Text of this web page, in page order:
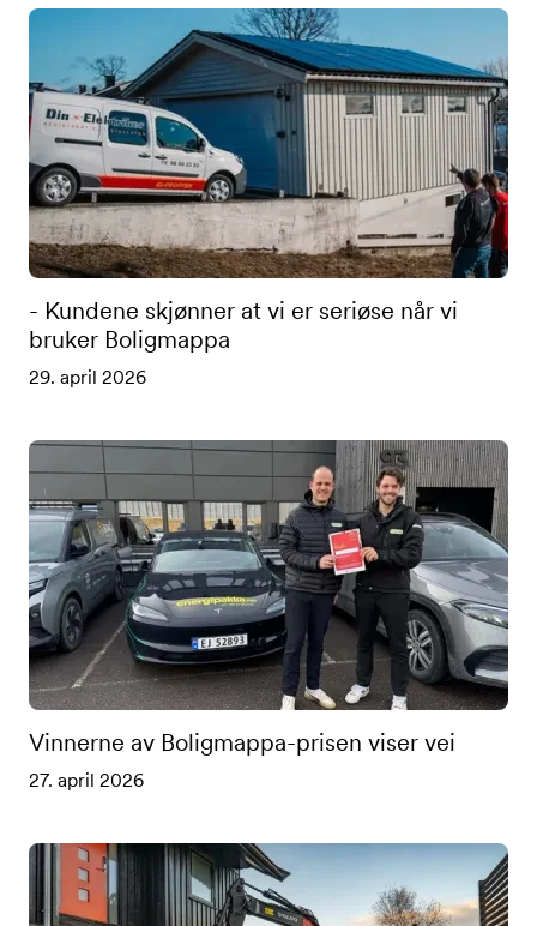
- Kundene skjønner at vi er seriøse når vi
bruker Boligmappa
29. april 2026
Vinnerne av Boligmappa-prisen viser vei
27. april 2026